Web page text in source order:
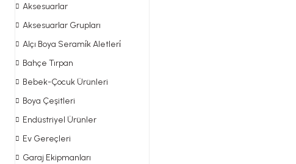
Aksesuarlar
Aksesuarlar Grupları
Alçı Boya Serami̇k Aletleri̇
Bahçe Tırpan
Bebek-Çocuk Ürünleri
Boya Çeşitleri
Endüstriyel Ürünler
Ev Gereçleri
Garaj Ekipmanları